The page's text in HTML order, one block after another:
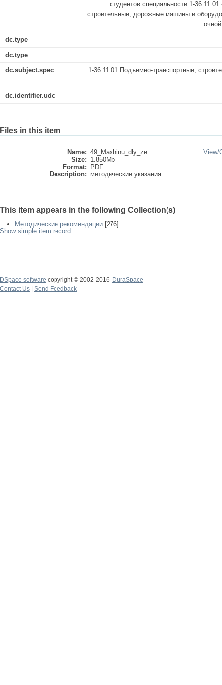
студентов специальности 1-36 11
строительные, дорожные машины и
dc.type
dc.type
dc.subject.spec 1-36 11 01 Подъемно-транспортные,
dc.identifier.udc
Files in this item
Name: 49_Mashinu_dly_ze ...
Size: 1.850Mb
Format:
PDF
Description: методические указания
View/
This item appears in the following Collection(s)
Методические рекомендации [276]
Show simple item record
DSpace software copyright © 2002-2016
DuraSpace
Contact Us
Send Feedback